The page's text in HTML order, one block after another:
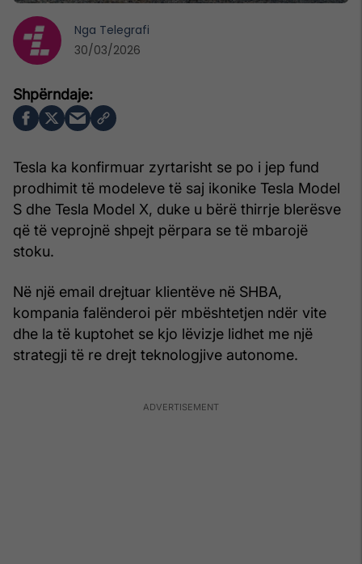
Tesla ka konfirmuar zyrtarisht se po i jep fund
prodhimit të modeleve të saj ikonike Tesla Model
S dhe Tesla Model X, duke u bërë thirrje blerësve
që të veprojnë shpejt përpara se të mbarojë
stoku.
Në një email drejtuar klientëve në SHBA,
kompania falënderoi për mbështetjen ndër vite
dhe la të kuptohet se kjo lëvizje lidhet me një
strategji të re drejt teknologjive autonome.
Nga Telegrafi
30/03/2026